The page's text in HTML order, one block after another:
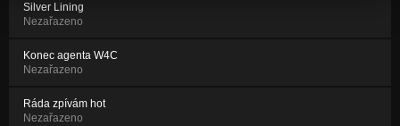
Silver Lining
Nezařazeno
Konec agenta W4C
Nezařazeno
Ráda zpívám hot
Nezařazeno